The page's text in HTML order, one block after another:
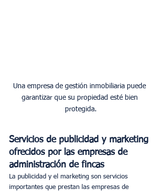
Una empresa de gestión inmobiliaria puede
garantizar que su propiedad esté bien
protegida.
Servicios de publicidad y marketing
ofrecidos por las empresas de
administración de fincas
La publicidad y el marketing son servicios
importantes que prestan las empresas de